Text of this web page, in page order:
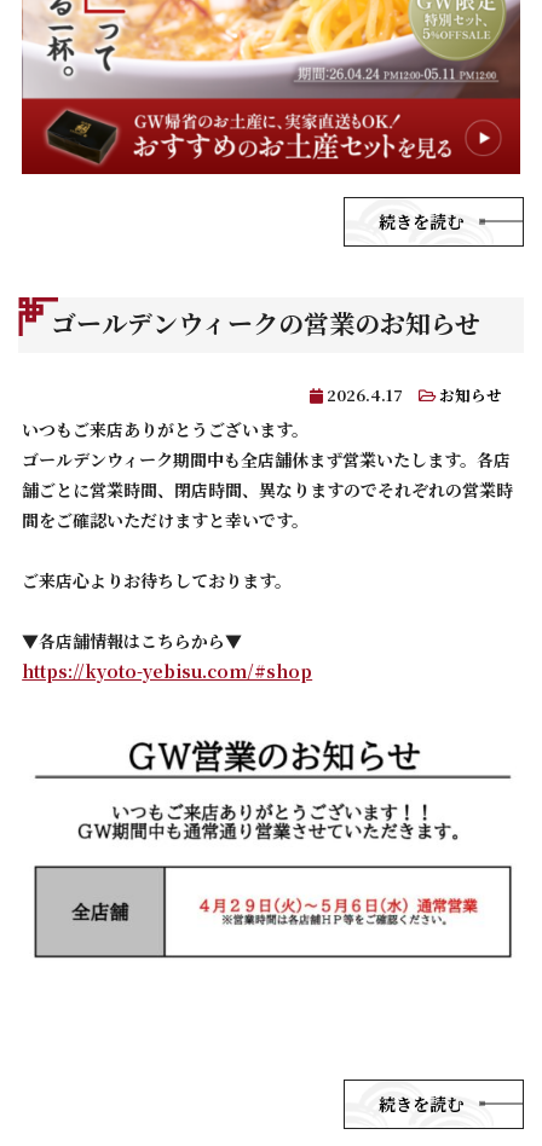
続きを読む
ゴールデンウィークの営業のお知らせ
2026.4.17 お知らせ
いつもご来店ありがとうございます。
ゴールデンウィーク期間中も全店舗休まず営業いたします。各店
舗ごとに営業時間、閉店時間、異なりますのでそれぞれの営業時
間をご確認いただけますと幸いです。
ご来店心よりお待ちしております。
▼各店舗情報はこちらから▼
https://kyoto-yebisu.com/#shop
続きを読む